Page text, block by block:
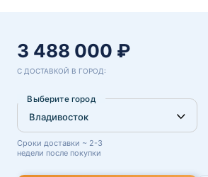
3 488 000 ₽
С ДОСТАВКОЙ В ГОРОД:
Выберите город
Сроки доставки ~ 2-3
недели после покупки